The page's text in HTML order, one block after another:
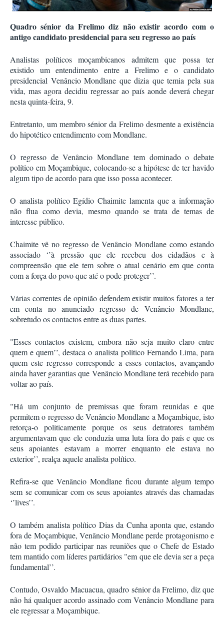
Quadro sénior da Frelimo diz não existir acordo com o
antigo candidato presidencial para seu regresso ao país
Analistas políticos moçambicanos admitem que possa ter
existido um entendimento entre a Frelimo e o candidato
presidencial Venâncio Mondlane que dizia que temia pela sua
vida, mas agora decidiu regressar ao país aonde deverá chegar
nesta quinta-feira, 9.
Entretanto, um membro sénior da Frelimo desmente a existência
do hipotético entendimento com Mondlane.
O regresso de Venâncio Mondlane tem dominado o debate
político em Moçambique, colocando-se a hipótese de ter havido
algum tipo de acordo para que isso possa acontecer.
O analista político Egídio Chaimite lamenta que a informação
não flua como devia, mesmo quando se trata de temas de
interesse público.
Chaimite vê no regresso de Venâncio Mondlane como estando
associado ‘’à pressão que ele recebeu dos cidadãos e à
compreensão que ele tem sobre o atual cenário em que conta
com a força do povo que até o pode proteger’’.
Várias correntes de opinião defendem existir muitos fatores a ter
em conta no anunciado regresso de Venâncio Mondlane,
sobretudo os contactos entre as duas partes.
"Esses contactos existem, embora não seja muito claro entre
quem e quem’’, destaca o analista político Fernando Lima, para
quem este regresso corresponde a esses contactos, avançando
ainda haver garantias que Venâncio Mondlane terá recebido para
voltar ao país.
"Há um conjunto de premissas que foram reunidas e que
permitem o regresso de Venâncio Mondlane a Moçambique, isto
retorça-o politicamente porque os seus detratores também
argumentavam que ele conduzia uma luta fora do país e que os
seus apoiantes estavam a morrer enquanto ele estava no
exterior’’, realça aquele analista político.
Refira-se que Venâncio Mondlane ficou durante algum tempo
sem se comunicar com os seus apoiantes através das chamadas
‘’lives’’.
O também analista político Dias da Cunha aponta que, estando
fora de Moçambique, Venâncio Mondlane perde protagonismo e
não tem podido participar nas reuniões que o Chefe de Estado
tem mantido com líderes partidários "em que ele devia ser a peça
fundamental’’.
Contudo, Osvaldo Macuacua, quadro sénior da Frelimo, diz que
não há qualquer acordo assinado com Venâncio Mondlane para
ele regressar a Moçambique.